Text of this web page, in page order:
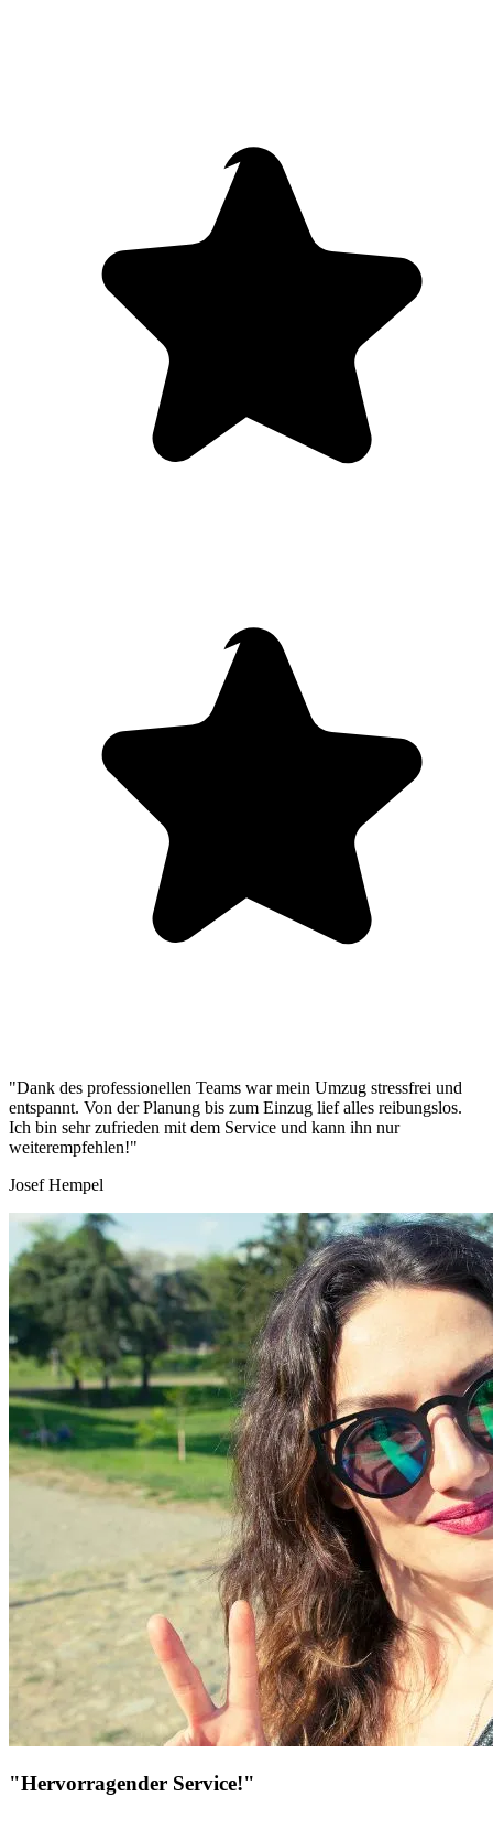
"Dank des professionellen Teams war mein Umzug stressfrei und
entspannt. Von der Planung bis zum Einzug lief alles reibungslos.
Ich bin sehr zufrieden mit dem Service und kann ihn nur
weiterempfehlen!"
Josef Hempel
"Hervorragender Service!"